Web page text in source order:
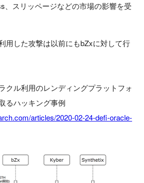
、スリッページなどの市場の影響を受
用した攻撃は以前にもbZxに対して行
クル利用のレンディングプラットフォ
るハッキング事例
articles/2020-02-24-defi-oracle-